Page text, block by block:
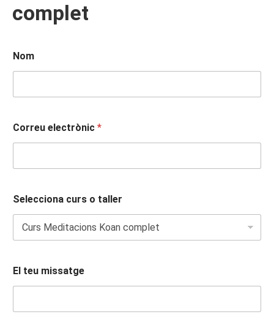
complet
Nom
Correu electrònic *
Selecciona curs o taller
El teu missatge